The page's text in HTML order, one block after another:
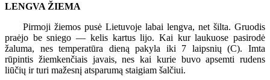
LENGVA ŽIEMA
Pirmoji žiemos pusė Lietuvoje labai lengva, net šilta. Gruodis
praėjo be sniego — kelis kartus lijo. Kai kur laukuose pasirodė
žaluma, nes temperatūra dieną pakyla iki 7 laipsnių (C). Imta
rūpintis žiemkenčiais javais, nes kai kurie buvo apsemti rudens
liūčių ir turi mažesnį atsparumą staigiam šalčiui.